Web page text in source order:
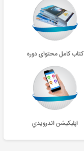
کتاب کامل محتوای دوره
اپليکيشن اندرويدي